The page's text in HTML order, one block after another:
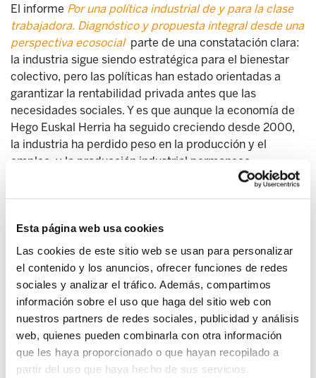
Esta página web usa cookies
Las cookies de este sitio web se usan para personalizar
el contenido y los anuncios, ofrecer funciones de redes
sociales y analizar el tráfico. Además, compartimos
información sobre el uso que haga del sitio web con
nuestros partners de redes sociales, publicidad y análisis
web, quienes pueden combinarla con otra información
que les haya proporcionado o que hayan recopilado a
partir del uso que haya hecho de sus servicios.
El informe Por una política industrial de y para la clase
trabajadora. Diagnóstico y propuesta integral desde una
perspectiva ecosocialparte de una constatación clara:
la industria sigue siendo estratégica para el bienestar
colectivo, pero las políticas han estado orientadas a
garantizar la rentabilidad privada antes que las
necesidades sociales. Y es que aunque la economía de
Hego Euskal Herria ha seguido creciendo desde 2000,
la industria ha perdido peso en la producción y el
empleo, y la producción industrial permanece
prácticamente estancada desde antes de la crisis de
2008. Esta evolución no ha mejorado significativamente
los salarios reales apenas han aumentado, mientras que
la parte de la riqueza que se apropian empresas y
accionistas ha crecido de forma notable.
Esto ha sido posible, según el informe, porque las
políticas industriales de las últimas décadas han
mantenido la misma lógica de fondo: utilizar recursos
públicos para reducir riesgos empresariales y garantizar
inversiones privadas, mientras los beneficios han